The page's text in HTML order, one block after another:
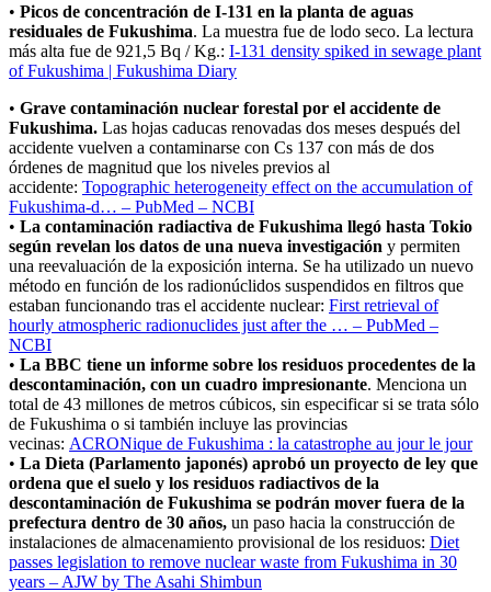
• Picos de concentración de I-131 en la planta de aguas
residuales de Fukushima. La muestra fue de lodo seco. La lectura
más alta fue de 921,5 Bq / Kg.: I-131 density spiked in sewage plant
of Fukushima | Fukushima Diary
• Grave contaminación nuclear forestal por el accidente de
Fukushima. Las hojas caducas renovadas dos meses después del
accidente vuelven a contaminarse con Cs 137 con más de dos
órdenes de magnitud que los niveles previos al
accidente: Topographic heterogeneity effect on the accumulation of
Fukushima-d… – PubMed – NCBI
• La contaminación radiactiva de Fukushima llegó hasta Tokio
según revelan los datos de una nueva investigación y permiten
una reevaluación de la exposición interna. Se ha utilizado un nuevo
método en función de los radionúclidos suspendidos en filtros que
estaban funcionando tras el accidente nuclear: First retrieval of
hourly atmospheric radionuclides just after the … – PubMed –
NCBI
• La BBC tiene un informe sobre los residuos procedentes de la
descontaminación, con un cuadro impresionante. Menciona un
total de 43 millones de metros cúbicos, sin especificar si se trata sólo
de Fukushima o si también incluye las provincias
vecinas: ACRONique de Fukushima : la catastrophe au jour le jour
• La Dieta (Parlamento japonés) aprobó un proyecto de ley que
ordena que el suelo y los residuos radiactivos de la
descontaminación de Fukushima se podrán mover fuera de la
prefectura dentro de 30 años, un paso hacia la construcción de
instalaciones de almacenamiento provisional de los residuos: Diet
passes legislation to remove nuclear waste from Fukushima in 30
years – AJW by The Asahi Shimbun